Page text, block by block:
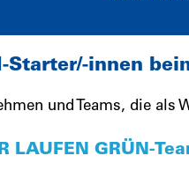
Starter/-innen
und Teams, die als
LAUFEN GRÜN-